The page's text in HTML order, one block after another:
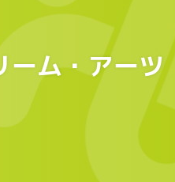
ーム・アーツ